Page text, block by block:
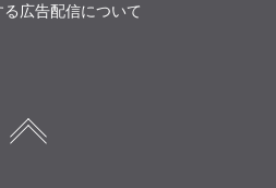
広告配信について